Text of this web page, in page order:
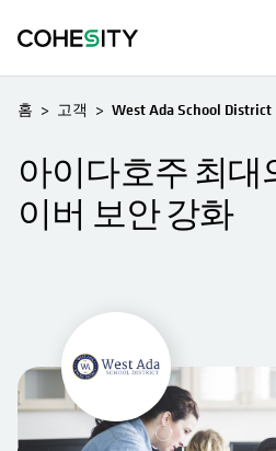
홈 고객 West Ada School District
아이다호주 최대
이버 보안 강화